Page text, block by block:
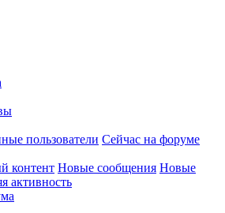
пользователи Сейчас на форуме
контент Новые сообщения Новые
активность